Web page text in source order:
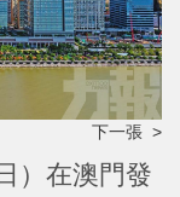
下一張 >
）在澳門發